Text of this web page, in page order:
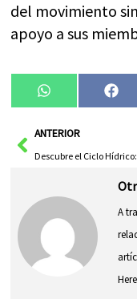
del movimiento
apoyo a sus
Compartir
en
WhatsApp
en
AntANTERIOR
A